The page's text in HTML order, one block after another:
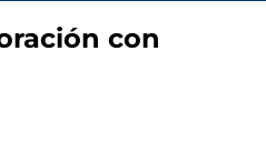
con